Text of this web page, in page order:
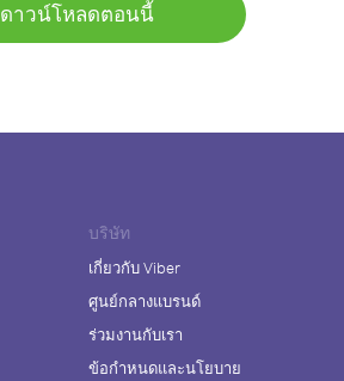
ดาวน์โหลดตอนนี้
บริษัท
เกี่ยวกับ Viber
ศูนย์กลางแบรนด์
ร่วมงานกับเรา
ข้อกำหนดและนโยบาย